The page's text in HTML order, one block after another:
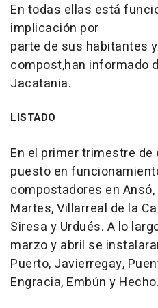
En todas ellas está
implicación por
parte de sus habitantes
compost,han informado
Jacatania.
LISTADO
En el primer trimestre
puesto en
compostadores en Ansó,
Martes, Villarreal de la
Siresa y Urdués. A lo
marzo y abril se
Puerto, Javierregay,
Engracia, Embún y Hecho.